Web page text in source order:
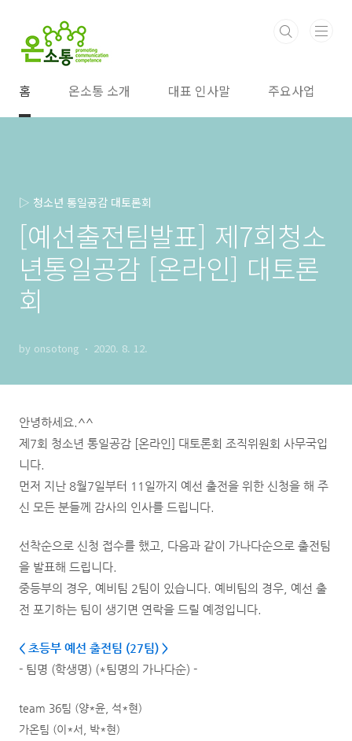
홈 온소통 소개 대표 인사말 주요사업
▷ 청소년 통일공감 대토론회
[예선출전팀발표] 제7회청소
년통일공감 [온라인] 대토론
회
by onsotong 2020. 8. 12.
안녕하세요.^^
제7회 청소년 통일공감 [온라인] 대토론회 조직위원회 사무국입
니다.
먼저 지난 8월7일부터 11일까지 예선 출전을 위한 신청을 해 주
신 모든 분들께 감사의 인사를 드립니다.
선착순으로 신청 접수를 했고, 다음과 같이 가나다순으로 출전팀
을 발표해 드립니다.
중등부의 경우, 예비팀 2팀이 있습니다. 예비팀의 경우, 예선 출
전 포기하는 팀이 생기면 연락을 드릴 예정입니다.
< 초등부 예선 출전팀 (27팀) >
- 팀명 (학생명) (*팀명의 가나다순) -
team 36팀 (양*윤, 석*현)
가온팀 (이*서, 박*현)